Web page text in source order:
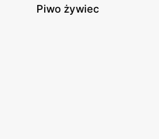
Piwo żywiec